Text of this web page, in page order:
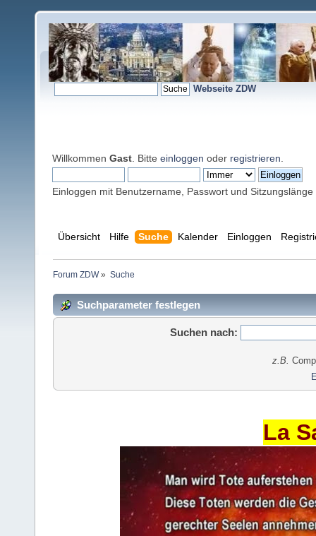
Webseite ZDW
Willkommen Gast . Bitte einloggen oder registrieren
Einloggen mit Benutzername, Passwort und Sitzungslänge
Übersicht Hilfe Suche Kalender Einloggen
Forum ZDW» Suche
Suchparameter festlegen
Suchen nach:
z.B.
La